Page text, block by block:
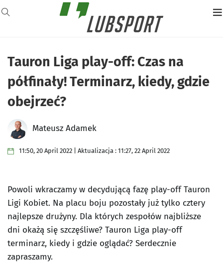
Tauron Liga play-off: Czas na
półfinały! Terminarz, kiedy, gdzie
obejrzeć?
Mateusz Adamek
11:50, 20 April 2022 | Aktualizacja : 11:27, 22 April 2022
Powoli wkraczamy w decydującą fazę play-off Tauron
Ligi Kobiet. Na placu boju pozostały już tylko cztery
najlepsze drużyny. Dla których zespołów najbliższe
dni okażą się szczęśliwe? Tauron Liga play-off
terminarz, kiedy i gdzie oglądać? Serdecznie
zapraszamy.